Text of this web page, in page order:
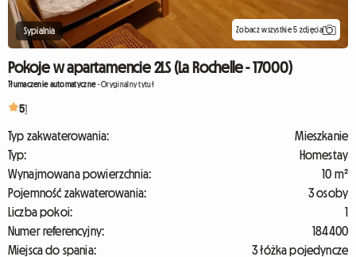
Sypialnia Zobacz wszystkie 5 zdjęcia
Pokoje w apartamencie 2LS (La Rochelle - 17000)
Tłumaczenie automatyczne-Oryginalny tytuł
51
Typ zakwaterowania:
Mieszkanie
Typ:
Homestay
Wynajmowana powierzchnia:
10 m²
Pojemność zakwaterowania:
3 osoby
Liczba pokoi:
1
Numer referencyjny:
184400
Miejsca do spania:
3 łóżka pojedyncze